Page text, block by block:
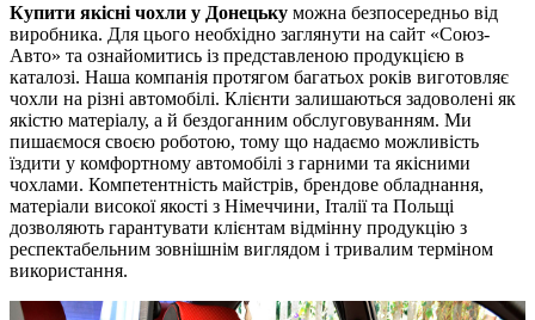
Купити якісні чохли у Донецьку можна безпосередньо від
виробника. Для цього необхідно заглянути на сайт «Союз-
Авто» та ознайомитись із представленою продукцією в
каталозі. Наша компанія протягом багатьох років виготовляє
чохли на різні автомобілі. Клієнти залишаються задоволені як
якістю матеріалу, а й бездоганним обслуговуванням. Ми
пишаємося своєю роботою, тому що надаємо можливість
їздити у комфортному автомобілі з гарними та якісними
чохлами. Компетентність майстрів, брендове обладнання,
матеріали високої якості з Німеччини, Італії та Польщі
дозволяють гарантувати клієнтам відмінну продукцію з
респектабельним зовнішнім виглядом і тривалим терміном
використання.